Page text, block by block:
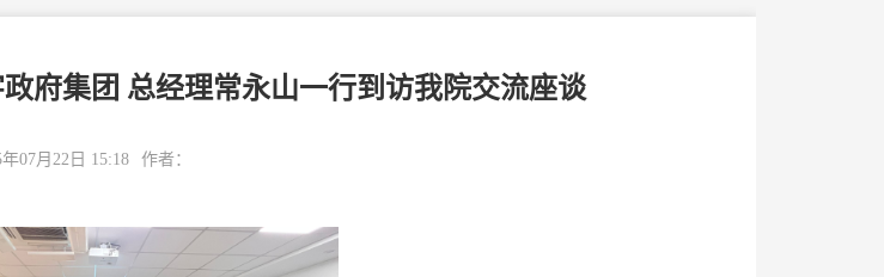
府集团 总经理常永山一行到访我院交流座谈
年07月22日 15:18 作者：